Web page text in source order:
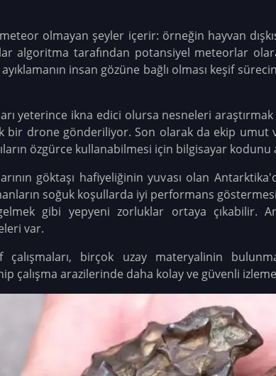
olmayan şeyler içerir: örneğin hayvan
algoritma tarafından potansiyel meteorlar
insan gözüne bağlı olması keşif
yeterince ikna edici olursa nesneleri
bir drone gönderiliyor. Son olarak da ekip umut
özgürce kullanabilmesi için bilgisayar kodunu
göktaşı hafiyeliğinin yuvası olan
soğuk koşullarda iyi performans
gibi yepyeni zorluklar ortaya çıkabilir.
var.
çalışmaları, birçok uzay materyalinin
çalışma arazilerinde daha kolay ve güvenli